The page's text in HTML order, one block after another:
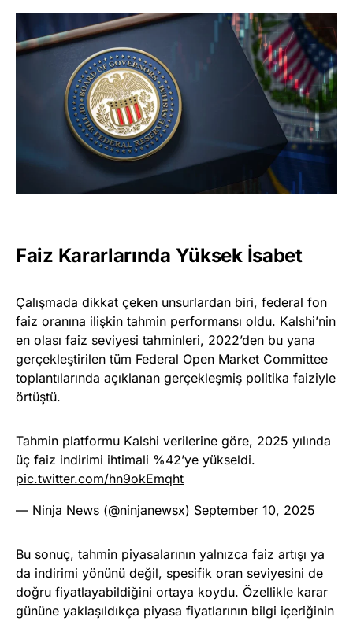
Faiz Kararlarında Yüksek İsabet
Çalışmada dikkat çeken unsurlardan biri, federal fon
faiz oranına ilişkin tahmin performansı oldu. Kalshi’nin
en olası faiz seviyesi tahminleri, 2022’den bu yana
gerçekleştirilen tüm Federal Open Market Committee
toplantılarında açıklanan gerçekleşmiş politika faiziyle
örtüştü.
Tahmin platformu Kalshi verilerine göre, 2025 yılında
üç faiz indirimi ihtimali %42’ye yükseldi.
pic.twitter.com/hn9okEmqht
— Ninja News (@ninjanewsx) September 10, 2025
Bu sonuç, tahmin piyasalarının yalnızca faiz artışı ya
da indirimi yönünü değil, spesifik oran seviyesini de
doğru fiyatlayabildiğini ortaya koydu. Özellikle karar
gününe yaklaşıldıkça piyasa fiyatlarının bilgi içeriğinin